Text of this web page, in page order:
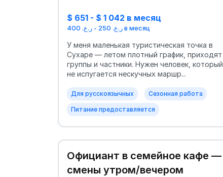
$ 651 - $ 1 042 в месяц
ر.ع. 250 - ر.ع. 400 в месяц
У меня маленькая туристическая точка в
Сухаре — летом плотный график, приходят
группы и частники. Нужен человек, который
не испугается нескучных маршр...
Для русскоязычных Сезонная работа
Питание предоставляется
Официант в семейное кафе —
смены утром/вечером